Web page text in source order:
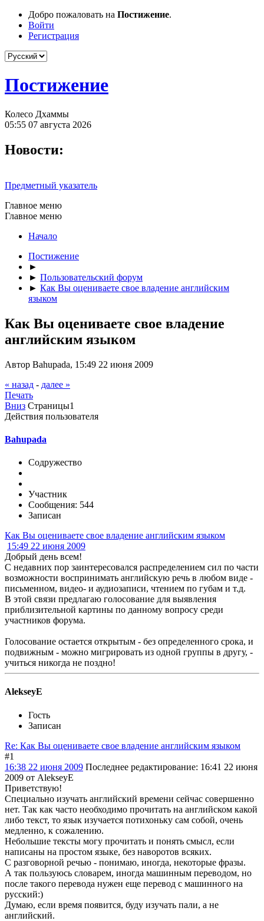
Добро пожаловать на Постижение.
Войти
Регистрация
Постижение
Колесо Дхаммы
05:55 07 августа 2026
Новости:
Предметный указатель
Главное меню
Главное меню
Начало
Постижение
►
► Пользовательский форум
► Как Вы оцениваете свое владение английским
языком
Как Вы оцениваете свое владение
английским языком
Автор Bahupada, 15:49 22 июня 2009
« назад - далее »
Печать
Вниз Страницы1
Действия пользователя
Bahupada
Содружество
Участник
Сообщения: 544
Записан
Как Вы оцениваете свое владение английским языком
15:49 22 июня 2009
Добрый день всем!
С недавних пор заинтересовался распределением сил по части
возможности воспринимать английскую речь в любом виде -
письменном, видео- и аудиозаписи, чтением по губам и т.д.
В этой связи предлагаю голосование для выявления
приблизительной картины по данному вопросу среди
участников форума.
Голосование остается открытым - без определенного срока, и
подвижным - можно мигрировать из одной группы в другу, -
учиться никогда не поздно!
AlekseyE
Гость
Записан
Re: Как Вы оцениваете свое владение английским языком
#1
16:38 22 июня 2009 Последнее редактирование: 16:41 22 июня
2009 от AlekseyE
Приветствую!
Специально изучать английский времени сейчас совершенно
нет. Так как часто необходимо прочитать на английском какой
либо текст, то язык изучается потихоньку сам собой, очень
медленно, к сожалению.
Небольшие тексты могу прочитать и понять смысл, если
написаны на простом языке, без наворотов всяких.
С разговорной речью - понимаю, иногда, некоторые фразы.
А так пользуюсь словарем, иногда машинным переводом, но
после такого перевода нужен еще перевод с машинного на
русский:)
Думаю, если время появится, буду изучать пали, а не
английский.